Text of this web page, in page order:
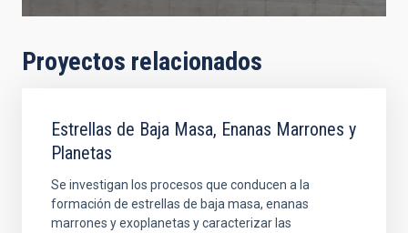
Proyectos relacionados
Estrellas de Baja Masa, Enanas Marrones y
Planetas
Se investigan los procesos que conducen a la
formación de estrellas de baja masa, enanas
marrones y exoplanetas y caracterizar las